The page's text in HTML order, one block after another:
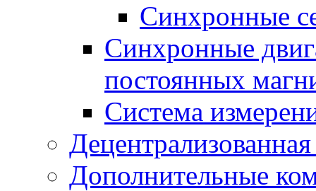
Синхронные
Синхронные
постоянных
Система
Дополнительные